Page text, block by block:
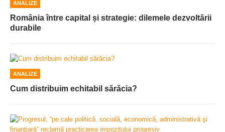
ANALIZE
România între capital și strategie: dilemele dezvoltării
durabile
ANALIZE
Cum distribuim echitabil sărăcia?